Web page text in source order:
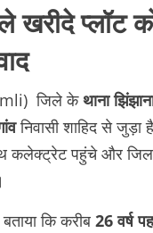
खरीदे प्लॉट
जिले केथाना
निवासी शाहिद से जुड़ा
कलेक्ट्रेट पहुंचे और
कि करीब 26 वर्ष